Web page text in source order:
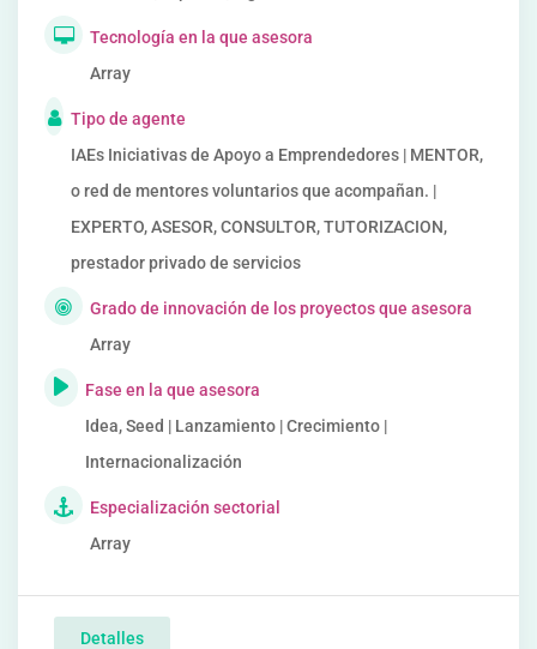
Tecnología en la que asesora
Array
Tipo de agente
IAEs Iniciativas de Apoyo a Emprendedores | MENTOR,
o red de mentores voluntarios que acompañan. |
EXPERTO, ASESOR, CONSULTOR, TUTORIZACION,
prestador privado de servicios
Grado de innovación de los proyectos que asesora
Array
Fase en la que asesora
Idea, Seed | Lanzamiento | Crecimiento |
Internacionalización
Especialización sectorial
Array
Detalles